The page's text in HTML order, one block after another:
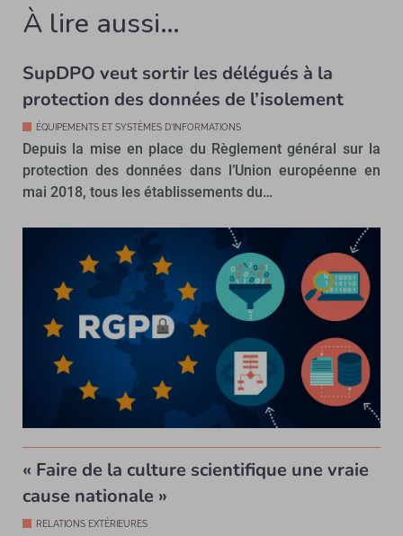
À lire aussi…
SupDPO veut sortir les délégués à la
protection des données de l’isolement
ÉQUIPEMENTS ET SYSTÈMES D'INFORMATIONS
Depuis la mise en place du Règlement général sur la
protection des données dans l’Union européenne en
mai 2018, tous les établissements du…
« Faire de la culture scientifique une vraie
cause nationale »
RELATIONS EXTÉRIEURES